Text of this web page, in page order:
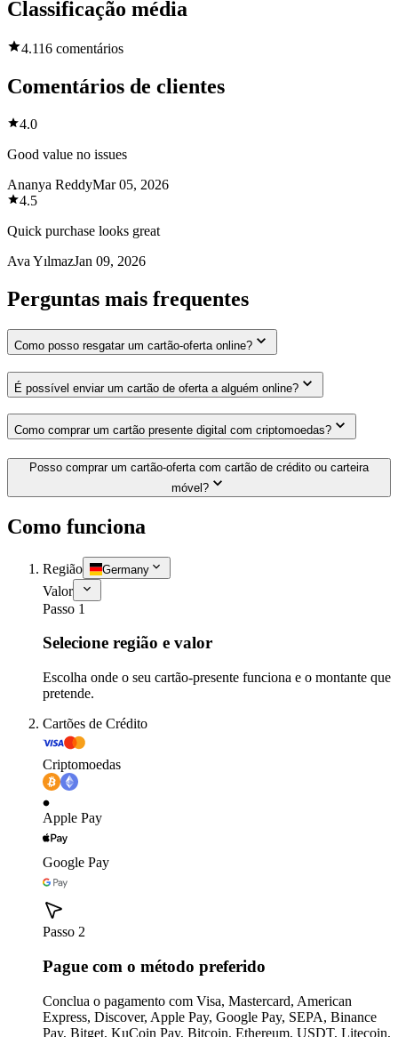
Classificação média
4.116 comentários
Comentários de clientes
4.0
Good value no issues
Ananya ReddyMar 05, 2026
4.5
Quick purchase looks great
Ava YılmazJan 09, 2026
Perguntas mais frequentes
Como posso resgatar um cartão-oferta online?
É possível enviar um cartão de oferta a alguém online?
Como comprar um cartão presente digital com criptomoedas?
Posso comprar um cartão-oferta com cartão de crédito ou carteira
móvel?
Como funciona
Região Germany
Valor
Passo 1
Selecione região e valor
Escolha onde o seu cartão-presente funciona e o montante que
pretende.
Cartões de Crédito
Criptomoedas
Apple Pay
Google Pay
Passo 2
Pague com o método preferido
Conclua o pagamento com Visa, Mastercard, American
Express, Discover, Apple Pay, Google Pay, SEPA, Binance
Pay, Bitget, KuCoin Pay, Bitcoin, Ethereum, USDT, Litecoin,